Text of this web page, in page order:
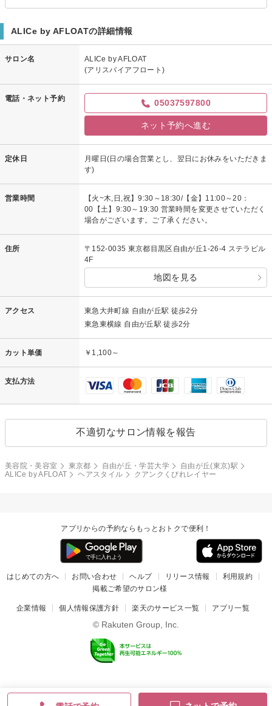
ALICe by AFLOATの詳細情報
サロン名
ALICe by AFLOAT
(アリスバイアフロート)
電話・ネット予約 05037597800
ネット予約へ進む
定休日
月曜日(日の場合営業とし、翌日にお休みをいただきま
す)
営業時間
【火~木,日,祝】9:30～18:30/【金】11:00～20：
00【土】9:30～19:30 営業時間を変更させていただく
場合がございます。ご了承ください。
住所
〒152-0035 東京都目黒区自由が丘1-26-4 ステラビル
4F
地図を見る
アクセス
東急大井町線 自由が丘駅 徒歩2分
東急東横線 自由が丘駅 徒歩2分
カット単価 ￥1,100～
支払方法
不適切なサロン情報を報告
美容院・美容室 東京都 自由が丘・学芸大学
自由が丘(東京)駅
ALICe by AFLOAT
ヘアスタイル クアンクくびれレイヤー
アプリからの予約ならもっとおトクで便利！
はじめての方へ お問い合わせ ヘルプ リリース情報
利用規約
掲載ご希望のサロン様
企業情報 個人情報保護方針 楽天のサービス一覧 アプリ一覧
© Rakuten Group, Inc.